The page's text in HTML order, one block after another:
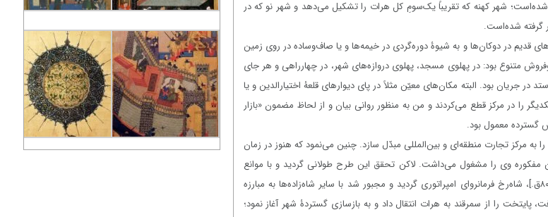
شهر کهنه که تقریباً یک‌سومِ کل هرات را تشکیل می‌دهد و شهر نو که در
گرفته شده‌است.
قدیم در دوکان‌ها و به شیوۀ دوره‌گردی در خیمه‌ها و یا صاف‌وساده در روی زمین
متنوع بود: در پهلوی مسجد، پهلوی دروازه‌های شهر، در چهارراهی و هر جای
جریان بود. البته مکان‌های معیّن مثلاً در پای دیوارهای قلعۀ اختیارالدین و یا
را در مرکز قطع می‌کردند و من به منظور روانی بیان و از لحاظ مضمون «بازار
گسترده‌ معمول بود.
هرات را به مرکز تجارت منطقه‌ای و بین‌المللی مبدّل سازد. چنین می‌نمود که هنوز در زمان
مفکوره وی را مشغول می‌داشت. لاکن تحقق این طرح طولانی گردید و با موانع
بسیاری مواجه شد. پس از مرگ تیمور [۸۰۷ق.]، شاه‌رخ فرمانروای امپراتوری گردید و مجبور شد با سایر شاه‌زاده‌ها به مبارزه
پایتخت را از سمرقند به هرات انتقال داد و به بازسازی گستردۀ شهر آغاز نمود؛